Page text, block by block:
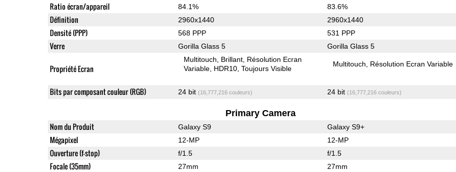
Ratio écran/appareil 84.1% 83.6%
Définition 2960x1440 2960x1440
Densité (PPP) 568 PPP 531 PPP
Verre Gorilla Glass 5 Gorilla Glass 5
Propriété Ecran
Multitouch Brillant Résolution Ecran
Variable HDR10 Toujours Visible
Multitouch Résolution Ecran Variable
Bits par composant couleur (RGB) 24 bit (16,777,216 couleurs) 24 bit (16,777,216 couleurs)
Primary Camera
Nom du Produit Galaxy S9 Galaxy S9+
Mégapixel 12-MP 12-MP
Ouverture (f-stop) f/1.5 f/1.5
Focale (35mm) 27mm 27mm